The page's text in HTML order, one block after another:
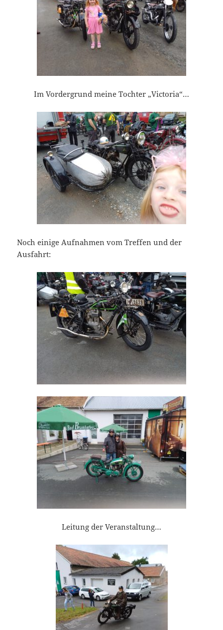
Im Vordergrund meine Tochter „Victoria“…
Noch einige Aufnahmen vom Treffen und der
Ausfahrt:
Leitung der Veranstaltung…